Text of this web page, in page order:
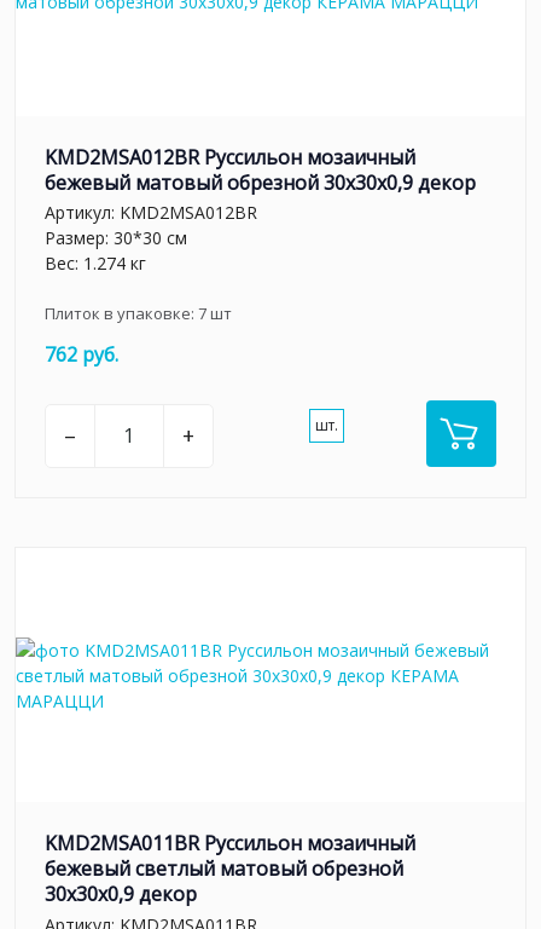
KMD2MSA012BR Руссильон мозаичный
бежевый матовый обрезной 30x30x0,9 декор
Артикул: KMD2MSA012BR
Размер: 30*30 см
Вес: 1.274 кг
Плиток в упаковке: 7шт
762 руб.
– + шт.
KMD2MSA011BR Руссильон мозаичный
бежевый светлый матовый обрезной
30x30x0,9 декор